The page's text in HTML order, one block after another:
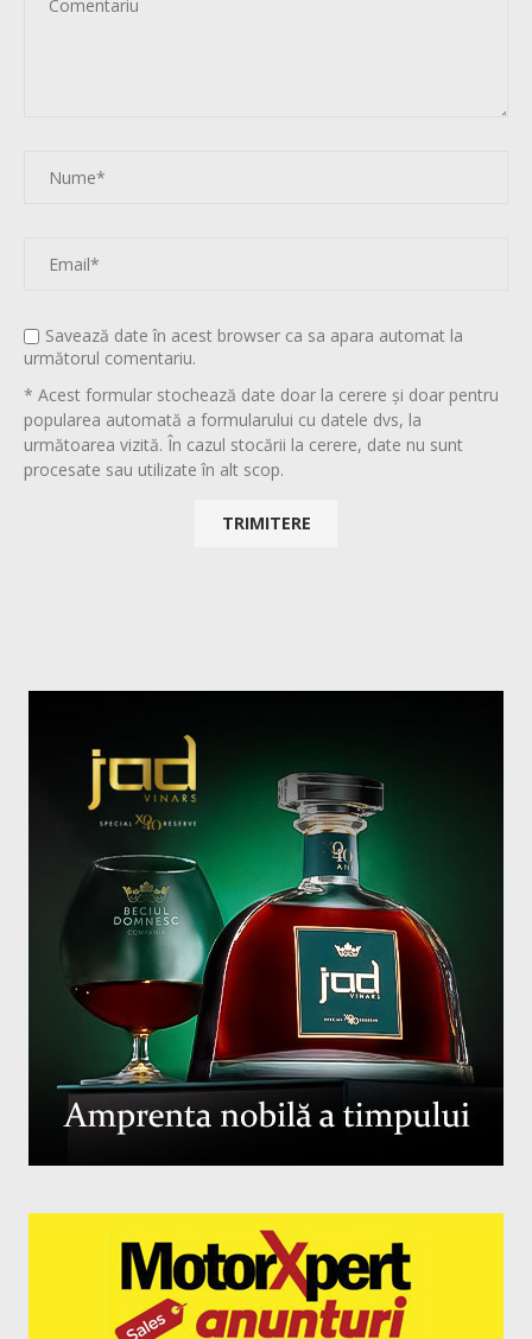
Savează date în acest browser ca sa apara automat la
următorul comentariu.
* Acest formular stochează date doar la cerere și doar pentru
popularea automată a formularului cu datele dvs, la
următoarea vizită. În cazul stocării la cerere, date nu sunt
procesate sau utilizate în alt scop.